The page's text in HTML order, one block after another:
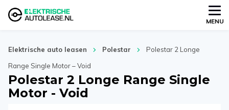
MENU
Elektrische auto leasen Polestar
Polestar 2 Longe
Range Single Motor – Void
Polestar 2 Longe Range Single
Motor - Void